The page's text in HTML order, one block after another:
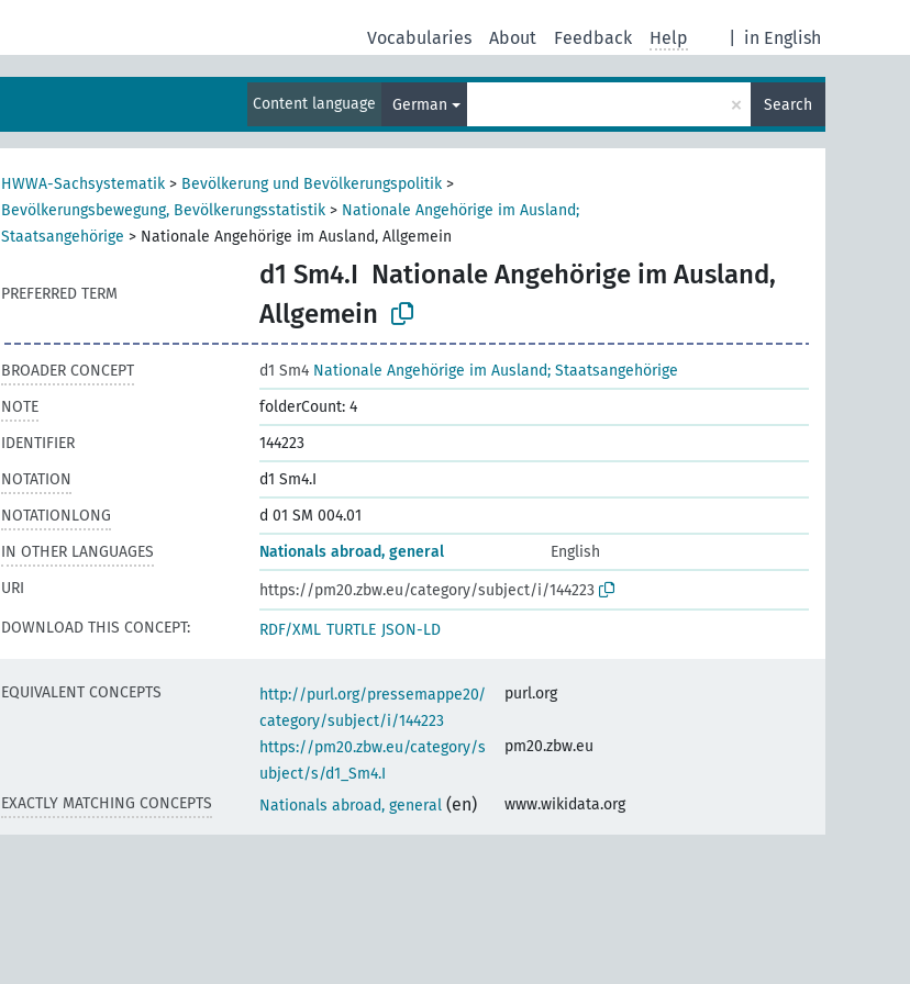
in English
Vocabularies About Feedback Help
Content language German × Search
HWWA-Sachsystematik > Bevölkerung und Bevölkerungspolitik >
Bevölkerungsbewegung, Bevölkerungsstatistik > Nationale Angehörige im Ausland;
Staatsangehörige > Nationale Angehörige im Ausland, Allgemein
PREFERRED TERM
d1 Sm4.I Nationale Angehörige im Ausland,
Allgemein
BROADER CONCEPT d1 Sm4 Nationale Angehörige im Ausland; Staatsangehörige
NOTE
folderCount: 4
IDENTIFIER
144223
NOTATION
d1 Sm4.I
NOTATIONLONG
d 01 SM 004.01
IN OTHER LANGUAGES
Nationals abroad, general
English
URI
https://pm20.zbw.eu/category/subject/i/144223
DOWNLOAD THIS CONCEPT:
RDF/XML TURTLE JSON-LD
EQUIVALENT CONCEPTS
http://purl.org/pressemappe20/
category/subject/i/144223
purl.org
https://pm20.zbw.eu/category/s
ubject/s/d1_Sm4.I
pm20.zbw.eu
EXACTLY MATCHING CONCEPTS Nationals abroad, general (en) www.wikidata.org